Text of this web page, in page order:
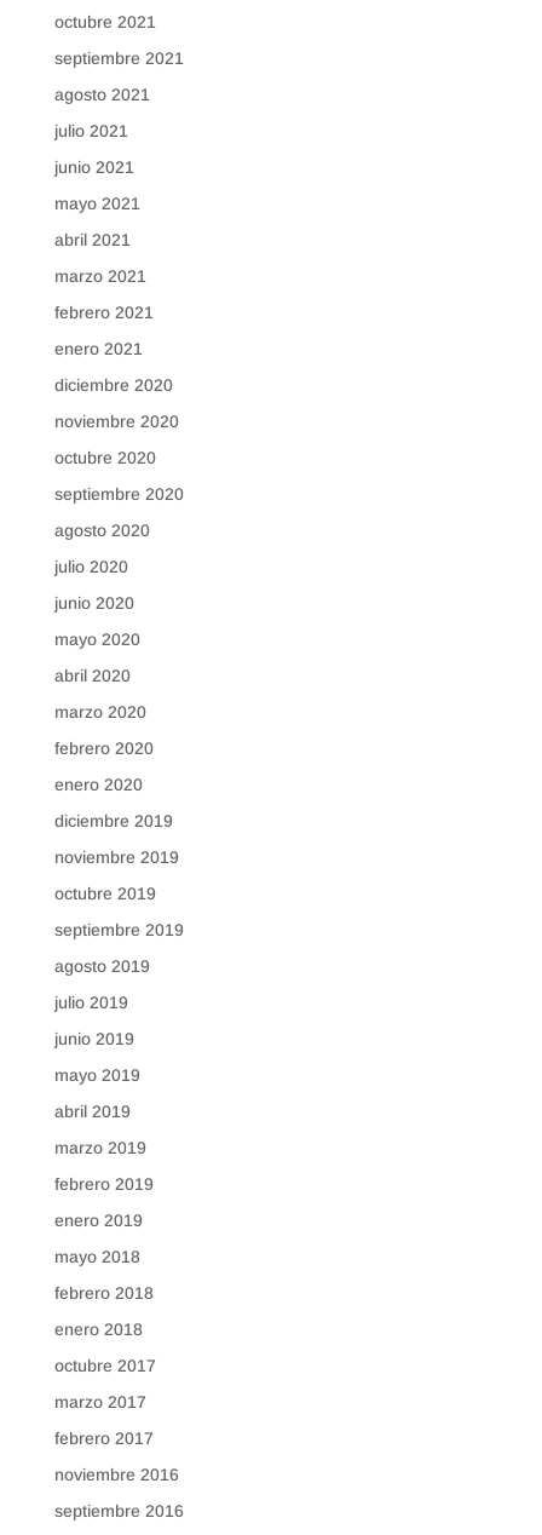
octubre 2021
septiembre 2021
agosto 2021
julio 2021
junio 2021
mayo 2021
abril 2021
marzo 2021
febrero 2021
enero 2021
diciembre 2020
noviembre 2020
octubre 2020
septiembre 2020
agosto 2020
julio 2020
junio 2020
mayo 2020
abril 2020
marzo 2020
febrero 2020
enero 2020
diciembre 2019
noviembre 2019
octubre 2019
septiembre 2019
agosto 2019
julio 2019
junio 2019
mayo 2019
abril 2019
marzo 2019
febrero 2019
enero 2019
mayo 2018
febrero 2018
enero 2018
octubre 2017
marzo 2017
febrero 2017
noviembre 2016
septiembre 2016